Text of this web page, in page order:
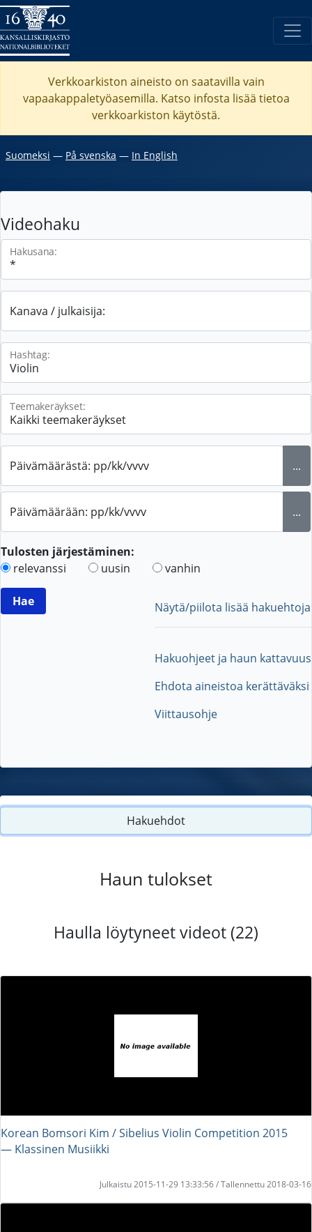
Verkkoarkiston aineisto on saatavilla vain
vapaakappaletyöasemilla. Katso infosta lisää tietoa
verkkoarkiston käytöstä.
Suomeksi ― På svenska ― In English
Videohaku
Hakusana:
Kanava / julkaisija:
Hashtag:
Teemakeräykset:
Päivämäärästä: pp/kk/vvvv ...
Päivämäärään: pp/kk/vvvv ...
Tulosten järjestäminen:
relevanssi
uusin vanhin
Näytä/piilota lisää hakuehtoja
Hakuohjeet ja haun kattavuus
Ehdota aineistoa kerättäväksi
Viittausohje
Hakuehdot
Haun tulokset
Haulla löytyneet videot (22)
Korean Bomsori Kim / Sibelius Violin Competition 2015
― Klassinen Musiikki
Julkaistu 2015-11-29 13:33:56 / Tallennettu 2018-03-16